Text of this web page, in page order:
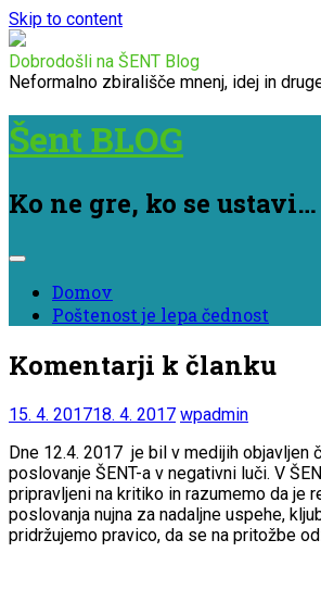
Skip to content
Dobrodošli na ŠENT Blog
Neformalno zbirališče mnenj, idej in
Šent BLOG
Ko ne gre, ko se ustavi…
Domov
Poštenost je lepa čednost
Komentarji k članku
15. 4. 201718. 4. 2017 wpadmin
Dne 12.4. 2017 je bil v medijih objavljen
poslovanje ŠENT-a v negativni luči. V
pripravljeni na kritiko in razumemo da je
poslovanja nujna za nadaljne uspehe,
pridržujemo pravico, da se na pritožbe